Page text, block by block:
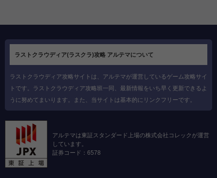
ラストクラウディア(ラスクラ)攻略 アルテマについて
ラストクラウディア攻略サイトは、アルテマが運営しているゲーム攻略サイ
トです。ラストクラウディア攻略班一同、最新情報をいち早く更新できるよ
うに努めてまいります。また、当サイトは基本的にリンクフリーです。
アルテマは東証スタンダード上場の株式会社コレックが運営
しています。
証券コード：6578